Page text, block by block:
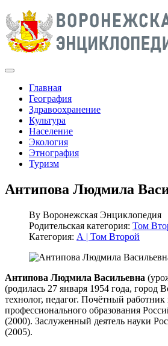
Главная
География
Здравоохранение
Культура
Население
Экология
Этнография
Туризм
Антипова Людмила
By Воронежская Энциклопедия
Родительская категория: Том
Категория: А | Том Второй
Антипова Людмила Васильевна
(родилась 27 января 1954 года, город
технолог, педагог. Почётный
профессионального образования
(2000). Заслуженный деятель науки
(2005).